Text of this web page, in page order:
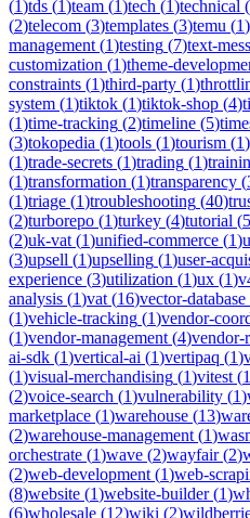
(1)tds (1)team (1)tech (1)technical (
(2)telecom (3)templates (3)temu (1)
management (1)testing (7)text-
customization (1)theme-
constraints (1)third-party (1)
system (1)tiktok (1)tiktok-shop (4)
(1)time-tracking (2)timeline (5)
(3)tokopedia (1)tools (1)tourism (1)
(1)trade-secrets (1)trading (1)
(1)transformation (1)transparency (
(1)triage (1)troubleshooting (40)
(2)turborepo (1)turkey (4)tutorial (
(2)uk-vat (1)unified-commerce (1)
(3)upsell (1)upselling (1)user-
experience (3)utilization (1)ux (1)
analysis (1)vat (16)vector-database
(1)vehicle-tracking (1)vendor-
(1)vendor-management (4)vendor-
ai-sdk (1)vertical-ai (1)vertipaq (1)
(1)visual-merchandising (1)vitest (1
(2)voice-search (1)vulnerability (1)
marketplace (1)warehouse (13)
(2)warehouse-management (1)
orchestrate (1)wave (2)wayfair(2)
(2)web-development (1)web-
(8)website (1)website-builder(1)
(6)wholesale (12)wiki (2)